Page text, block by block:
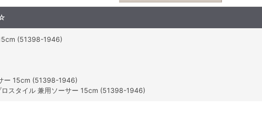
(51398-1946)
ー 15cm (51398-1946)
ロスタイル 兼用ソーサー 15cm (51398-1946)